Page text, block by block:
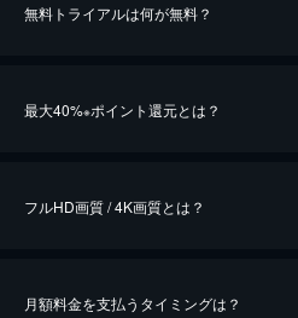
無料トライアルは何が無料？
最大40%※ポイント還元とは？
※40％ポイント還元の対象は、クレジットカード
フルHD画質 / 4K画質とは？
月額料金を支払うタイミングは？